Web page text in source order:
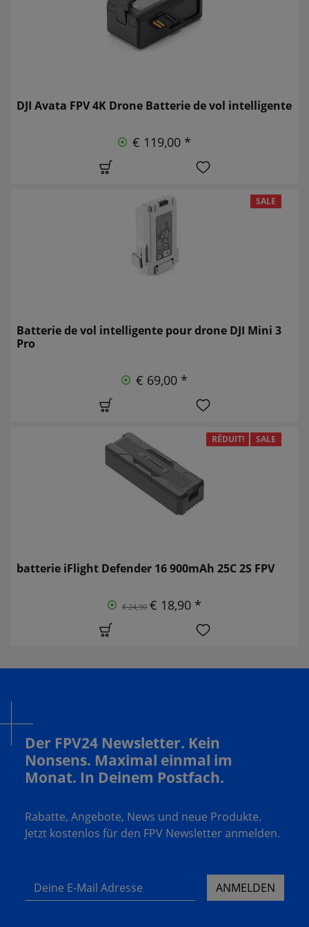
DJI Avata FPV 4K Drone Batterie de vol intelligente
€ 119,00 *
SALE
Batterie de vol intelligente pour drone DJI Mini 3
Pro
€ 69,00 *
RÉDUIT! SALE
batterie iFlight Defender 16 900mAh 25C 2S FPV
€ 24,90 € 18,90 *
Der FPV24 Newsletter. Kein
Nonsens. Maximal einmal im
Monat. In Deinem Postfach.
Rabatte, Angebote, News und neue Produkte.
Jetzt kostenlos für den FPV Newsletter anmelden.
Deine E-Mail Adresse ANMELDEN